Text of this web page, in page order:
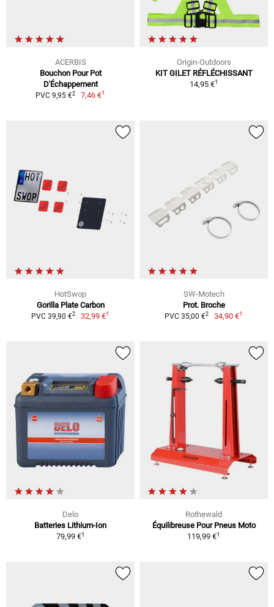
ACERBIS
Bouchon Pour Pot
D'Échappement
PVC 9,95 €2 7,46 €1
Origin-Outdoors
KIT GILET RÉFLÉCHISSANT
14,95 €1
HotSwop
Gorilla Plate Carbon
PVC 39,90 €2 32,99 €1
SW-Motech
Prot. Broche
PVC 35,00 €2 34,90 €1
Delo
Batteries Lithium-Ion
79,99 €1
Rothewald
Équilibreuse Pour Pneus Moto
119,99 €1